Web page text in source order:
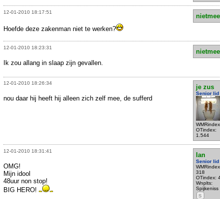
12-01-2010 18:17:51
Hoefde deze zakenman niet te werken?
12-01-2010 18:23:31
Ik zou allang in slaap zijn gevallen.
12-01-2010 18:26:34
je zus
Senior lid
OTindex:
1.544
nou daar hij heeft hij alleen zich zelf mee, de sufferd
12-01-2010 18:31:41
Ian
Senior lid
318
OTindex:
Wnplts:
Spijkeniss
S
OMG!
Mijn idool
48uur non stop!
BIG HERO!